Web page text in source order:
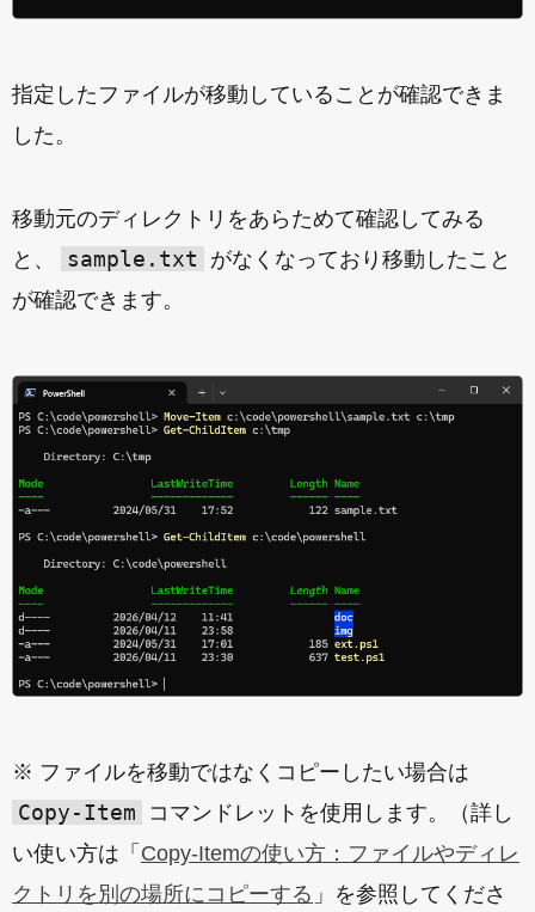
指定したファイルが移動していることが確認できま
した。
移動元のディレクトリをあらためて確認してみる
と、
sample.txt
がなくなっており移動したこと
が確認できます。
※ ファイルを移動ではなくコピーしたい場合は
Copy-Item
コマンドレットを使用します。（詳し
い使い方は「 Copy-Itemの使い方：ファイルやディレ
クトリを別の場所にコピーする 」を参照してくださ